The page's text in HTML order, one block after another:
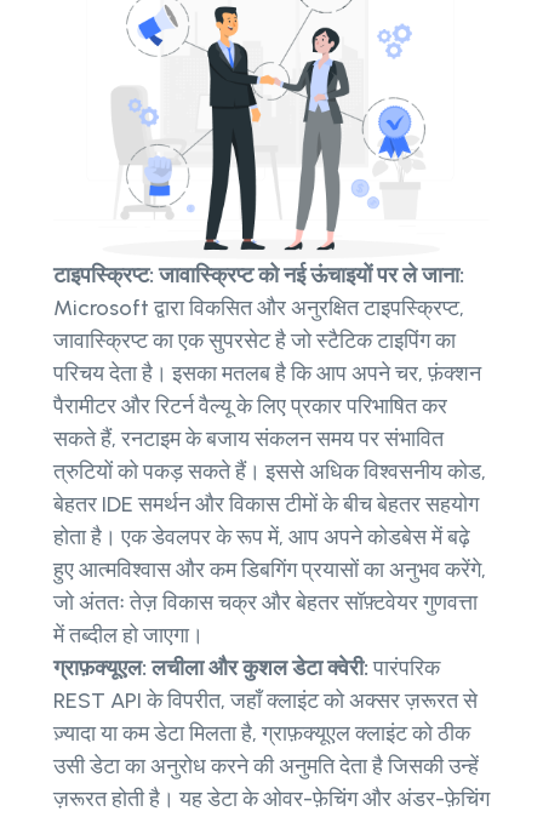
टाइपस्क्रिप्ट: जावास्क्रिप्ट को नई ऊंचाइयों पर ले जाना:
Microsoft द्वारा विकसित और अनुरक्षित टाइपस्क्रिप्ट,
जावास्क्रिप्ट का एक सुपरसेट है जो स्टैटिक टाइपिंग का
परिचय देता है। इसका मतलब है कि आप अपने चर, फ़ंक्शन
पैरामीटर और रिटर्न वैल्यू के लिए प्रकार परिभाषित कर
सकते हैं, रनटाइम के बजाय संकलन समय पर संभावित
त्रुटियों को पकड़ सकते हैं। इससे अधिक विश्वसनीय कोड,
बेहतर IDE समर्थन और विकास टीमों के बीच बेहतर सहयोग
होता है। एक डेवलपर के रूप में, आप अपने कोडबेस में बढ़े
हुए आत्मविश्वास और कम डिबगिंग प्रयासों का अनुभव करेंगे,
जो अंततः तेज़ विकास चक्र और बेहतर सॉफ़्टवेयर गुणवत्ता
में तब्दील हो जाएगा।
ग्राफ़क्यूएल: लचीला और कुशल डेटा क्वेरी:पारंपरिक
REST API के विपरीत, जहाँ क्लाइंट को अक्सर ज़रूरत से
ज़्यादा या कम डेटा मिलता है, ग्राफ़क्यूएल क्लाइंट को ठीक
उसी डेटा का अनुरोध करने की अनुमति देता है जिसकी उन्हें
ज़रूरत होती है। यह डेटा के ओवर-फ़ेचिंग और अंडर-फ़ेचिंग